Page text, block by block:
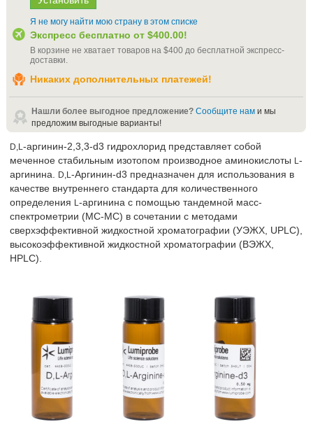
Я не могу найти мою страну в этом списке
Экспресс бесплатно от $400.00!
В корзине не хватает товаров на $400 до бесплатной экспресс-
доставки.
Никаких дополнительных платежей!
Нашли более выгодное предложение? Сообщите нам и мы
предложим выгодные варианты!
D,L-аргинин-2,3,3-d3 гидрохлорид представляет собой
меченное стабильным изотопом производное аминокислоты L-
аргинина.
D,L-Аргинин-d3 предназначен для использования в
качестве внутреннего стандарта для количественного
определения L-аргинина с помощью тандемной масс-
спектрометрии (МС-МС) в сочетании с методами
сверхэффективной жидкостной хроматографии (УЭЖХ, UPLC),
высокоэффективной жидкостной хроматографии (ВЭЖХ,
HPLC).